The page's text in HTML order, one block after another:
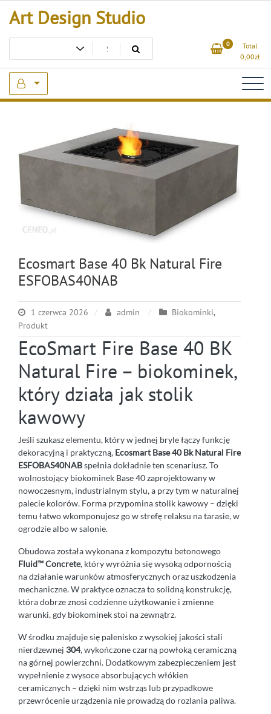
Art Design Studio
0
Total
0,00zł
Ecosmart Base 40 Bk Natural Fire
ESFOBAS40NAB
1 czerwca 2026 admin Biokominki,
Produkt
EcoSmart Fire Base 40 BK
Natural Fire – biokominek,
który działa jak stolik
kawowy
Jeśli szukasz elementu, który w jednej bryle łączy funkcję
dekoracyjną i praktyczną, Ecosmart Base 40 Bk Natural Fire
ESFOBAS40NABspełnia dokładnie ten scenariusz. To
wolnostojący biokominek Base 40 zaprojektowany w
nowoczesnym, industrialnym stylu, a przy tym w naturalnej
palecie kolorów. Forma przypomina stolik kawowy – dzięki
temu łatwo wkomponujesz go w strefę relaksu na tarasie, w
ogrodzie albo w salonie.
Obudowa została wykonana z kompozytu betonowego
Fluid™ Concrete, który wyróżnia się wysoką odpornością
na działanie warunków atmosferycznych oraz uszkodzenia
mechaniczne. W praktyce oznacza to solidną konstrukcję,
która dobrze znosi codzienne użytkowanie i zmienne
warunki, gdy biokominek stoi na zewnątrz.
W środku znajduje się palenisko z wysokiej jakości stali
nierdzewnej 304, wykończone czarną powłoką ceramiczną
na górnej powierzchni. Dodatkowym zabezpieczeniem jest
wypełnienie z wysoce absorbujących włókien
ceramicznych – dzięki nim wstrząs lub przypadkowe
przewrócenie urządzenia nie prowadzą do rozlania paliwa.